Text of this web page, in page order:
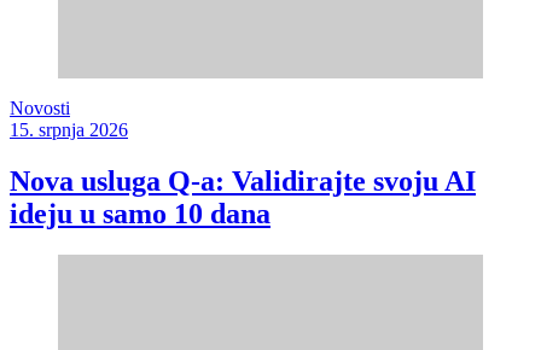
Novosti
15. srpnja 2026
Nova usluga Q-a: Validirajte svoju AI
ideju u samo 10 dana